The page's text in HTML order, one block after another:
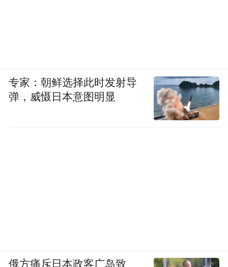
专家：朝鲜选择此时发射导
弹，威慑日本意图明显
俄方痛斥日本政客广岛致